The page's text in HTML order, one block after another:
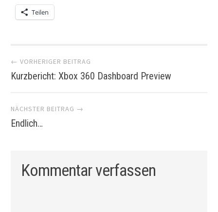
Teilen
Artikel-
Navigation
← VORHERIGER BEITRAG
Kurzbericht: Xbox 360 Dashboard Preview
NÄCHSTER BEITRAG →
Endlich…
Kommentar verfassen